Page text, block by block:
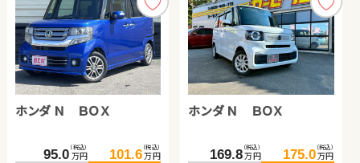
ホンダ Ｎ ＢＯＸ
95.0 （税込）
万円
101.6 （税込）
万円
ホンダ Ｎ ＢＯＸ
169.8 （税込）
万円
175.0 （税込）
万円
トヨタ ヴォクシー ハイブ
459.8 （税込）
万円
470.8 （税込）
万円
トヨタ ヴォクシー
264.0 （税込）
万円
279.7 （税込）
万円
トヨタ ルーミー
142.3 （税込）
万円
152.0 （税込）
万円
トヨタ ノア
162.5 （税込）
万円
179.9 （税込）
万円
トヨタ プリウス アルファ
146.4 （税込）
万円
159.9 （税込）
万円
トヨタ プリウス アルファ
197.6 （税込）
万円
210.7 （税込）
万円